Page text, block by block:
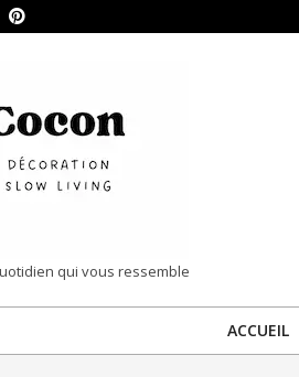
qui vous ressemble
ACCUEIL